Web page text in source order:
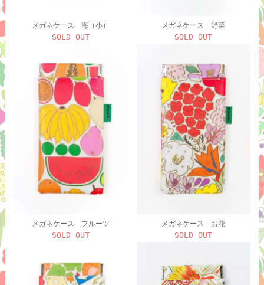
メガネケース 海（小）
SOLD OUT
メガネケース 野菜
SOLD OUT
メガネケース フルーツ
SOLD OUT
メガネケース お花
SOLD OUT